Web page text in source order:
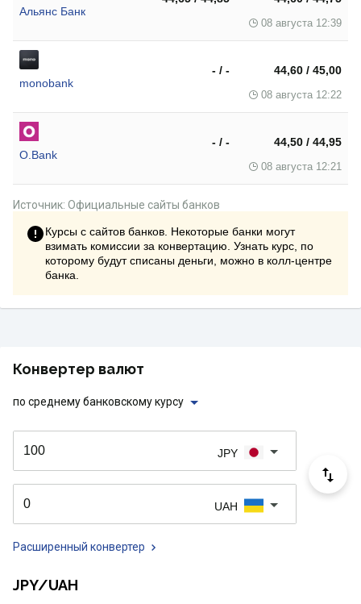
Альянс Банк
08 августа 12:39
monobank
- / - 44,60 / 45,00
08 августа 12:22
O.Bank
- / - 44,50 / 44,95
08 августа 12:21
Источник: Официальные сайты банков
Курсы с сайтов банков. Некоторые банки могут
взимать комиссии за конвертацию. Узнать курс, по
которому будут списаны деньги, можно в колл-центре
банка.
Конвертер валют
по среднему банковскому курсу
JPY
UAH
Расширенный конвертер
JPY/UAH